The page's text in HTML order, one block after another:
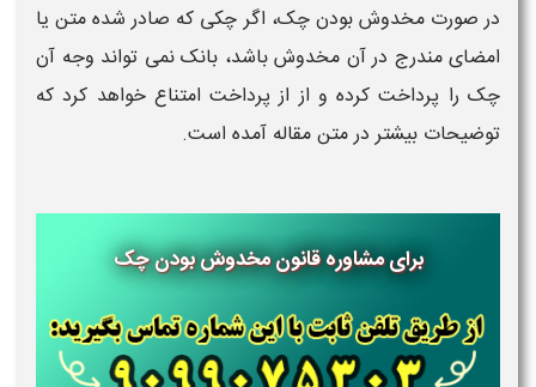
در صورت مخدوش بودن چک، اگر چکی که صادر شده متن یا
امضای مندرج در آن مخدوش باشد، بانک نمی تواند وجه آن
چک را پرداخت کرده و از از پرداخت امتناع خواهد کرد که
توضیحات بیشتر در متن مقاله آمده است.
برای مشاوره قانون مخدوش بودن چک